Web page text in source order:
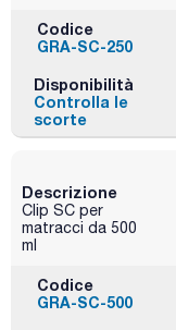
Codice
GRA-SC-250
Disponibilità
Controlla le
scorte
Descrizione
Clip SC per
matracci da 500
ml
Codice
GRA-SC-500